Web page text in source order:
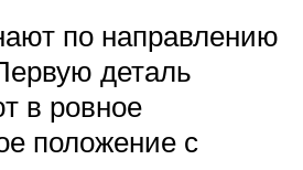
по направлению
деталь
в ровное
положение с